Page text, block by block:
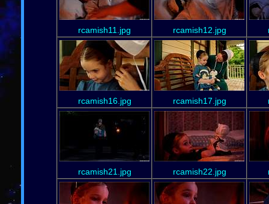
rcamish11.jpg rcamish12.jpg
rcamish16.jpg rcamish17.jpg
rcamish21.jpg rcamish22.jpg